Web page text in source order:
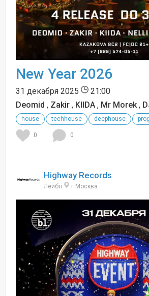
New Year 2026
31 декабря 2025
21:00
Deomid , Zakir , KIIDA , Mr Morek,
house techhouse deephouse
0 0
Highway Records
Лейбл г Москва